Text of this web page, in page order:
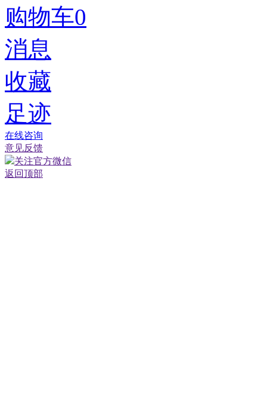
购物车0
消息
收藏
足迹
在线咨询
意见反馈
关注官方微信
返回顶部